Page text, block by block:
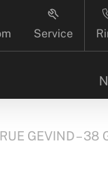
Service
GEVIND – 38